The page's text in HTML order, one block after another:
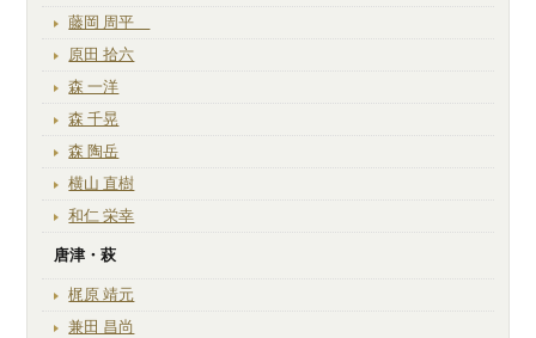
藤岡 周平
原田 拾六
森 一洋
森 千晃
森 陶岳
横山 直樹
和仁 栄幸
唐津・萩
梶原 靖元
兼田 昌尚